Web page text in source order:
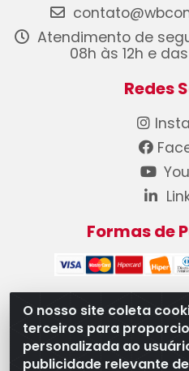
O nosso site coleta
terceiros para
personalizada ao
publicidade relevante
Atendimento de
08h às 12h e
Redes
Formas de
WB Componentes
08.528.393/0001-12 - Rua
Oeste Industrial,